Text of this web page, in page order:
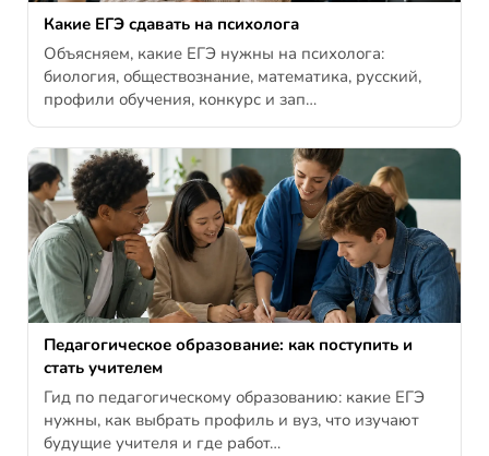
Какие ЕГЭ сдавать на психолога
Объясняем, какие ЕГЭ нужны на психолога:
биология, обществознание, математика, русский,
профили обучения, конкурс и зап…
Педагогическое образование: как поступить и
стать учителем
Гид по педагогическому образованию: какие ЕГЭ
нужны, как выбрать профиль и вуз, что изучают
будущие учителя и где работ…